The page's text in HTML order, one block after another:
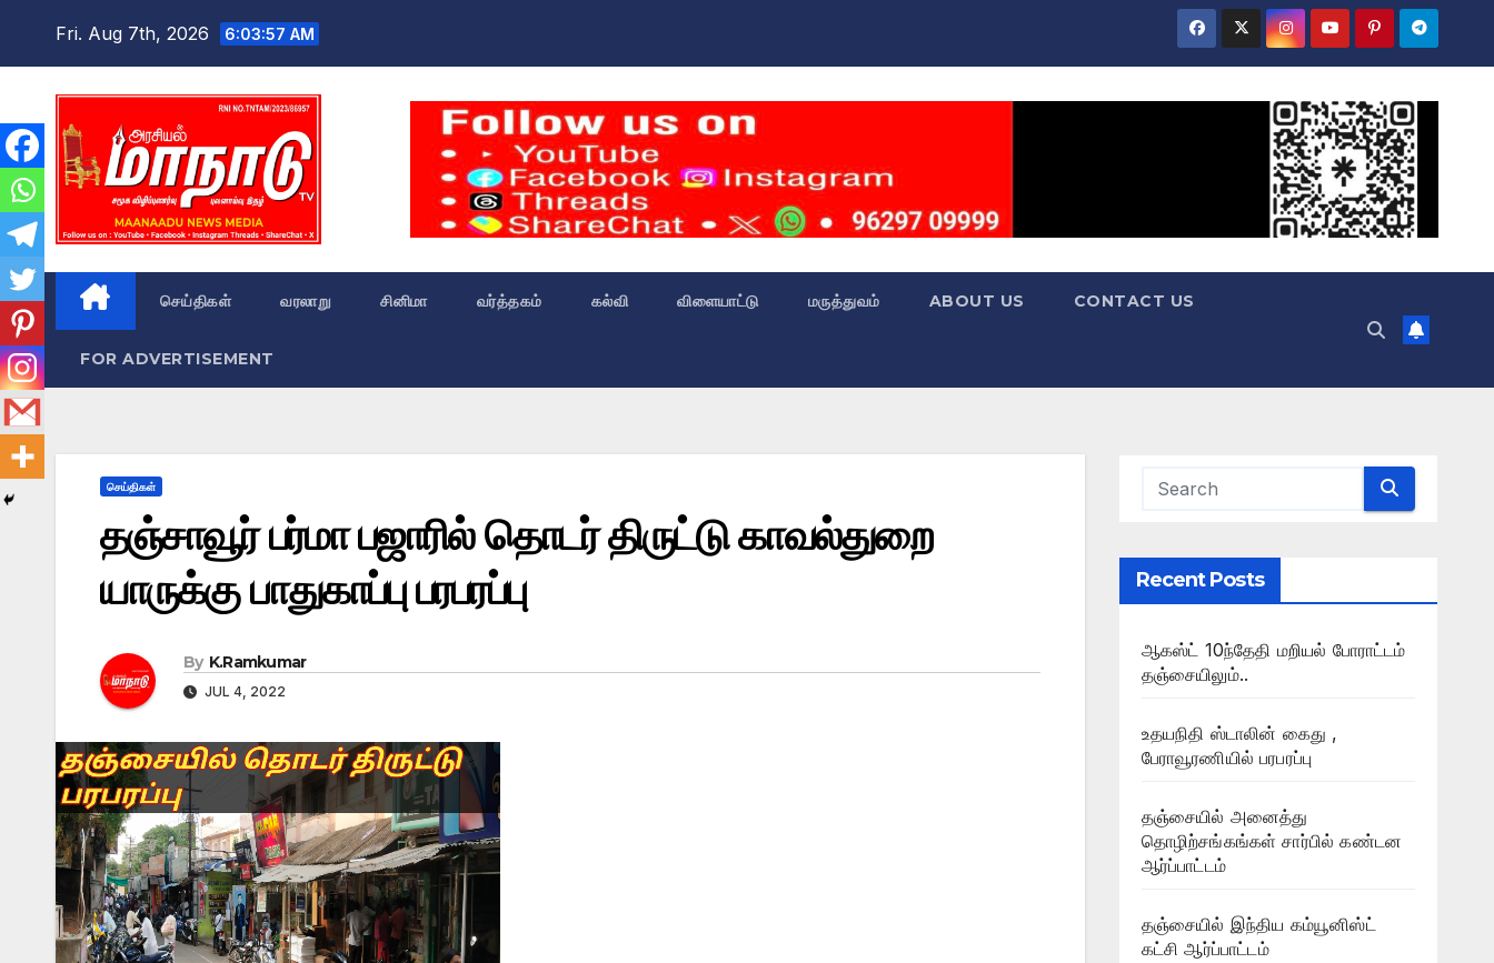
Fri. Aug 7th, 2026 6:03:58 AM
செய்திகள் வரலாறு சினிமா வர்த்தகம் கல்வி விளையாட்டு மருத்துவம் ABOUT US CONTACT US
FOR ADVERTISEMENT
செய்திகள்
தஞ்சாவூர் பர்மா பஜாரில் தொடர் திருட்டு காவல்துறை
யாருக்கு பாதுகாப்பு பரபரப்பு
By K.Ramkumar
JUL 4, 2022
Recent Posts
ஆகஸ்ட் 10ந்தேதி மறியல் போராட்டம்
தஞ்சையிலும்..
உதயநிதி ஸ்டாலின் கைது ,
பேராவூரணியில் பரபரப்பு
தஞ்சையில் அனைத்து
தொழிற்சங்கங்கள் சார்பில் கண்டன
ஆர்ப்பாட்டம்
தஞ்சையில் இந்திய கம்யூனிஸ்ட்
கட்சி ஆர்ப்பாட்டம்